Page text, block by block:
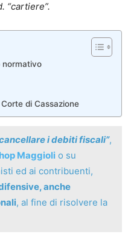
“cartiere”.
normativo
di Cassazione
i debiti fiscali”,
Maggioli o su
ed ai contribuenti,
anche
, al fine di risolvere la